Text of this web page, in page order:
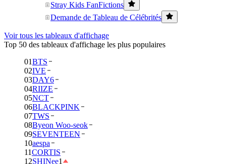
Stray Kids FanFictions
Demande de Tableau de Célébrités
Voir tous les tableaux d'affichage
Top 50 des tableaux d'affichage les plus populaires
01BTS
02IVE
03DAY6
04RIIZE
05NCT
06BLACKPINK
07TWS
08Byeon Woo-seok
09SEVENTEEN
10aespa
11CORTIS
12SHINee1